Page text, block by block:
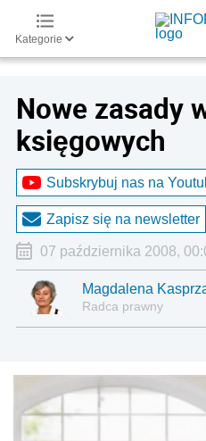
Kategorie
Nowe zasady
księgowych
Subskrybuj nas na
Zapisz się na newsletter
07 października 2008,
Magdalena
Radca prawny